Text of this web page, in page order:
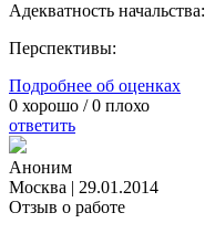
Адекватность начальства:
Перспективы:
Подробнее об оценках
0 хорошо /0 плохо
ответить
Аноним
Москва | 29.01.2014
Отзыв о работе